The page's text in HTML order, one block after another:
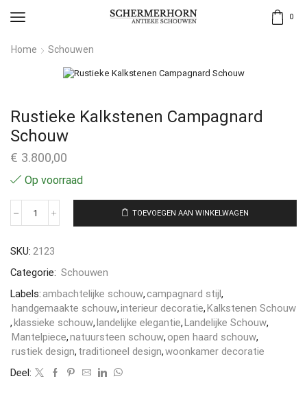
0
Home Schouwen
Rustieke Kalkstenen Campagnard
Schouw
€ 3.800,00
Op voorraad
TOEVOEGEN AAN WINKELWAGEN
SKU: 2123
Categorie: Schouwen
Labels:ambachtelijke schouw,campagnard stijl,
handgemaakte schouw,interieur decoratie,Kalkstenen Schouw
,klassieke schouw,landelijke elegantie,Landelijke Schouw,
Mantelpiece,natuursteen schouw, open haard schouw,
rustiek design, traditioneel design,woonkamer decoratie
Deel: